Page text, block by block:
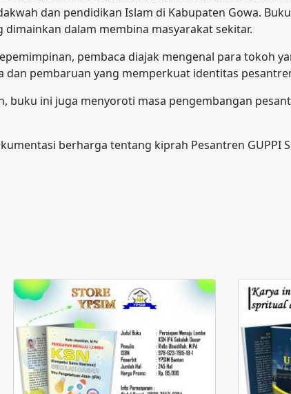
dan pendidikan Islam di Kabupaten Gowa.
dalam membina masyarakat sekitar.
pembaca diajak mengenal para tokoh
dan pembaruan yang memperkuat identitas
buku ini juga menyoroti masa pengembangan
berharga tentang kiprah Pesantren GUPPI